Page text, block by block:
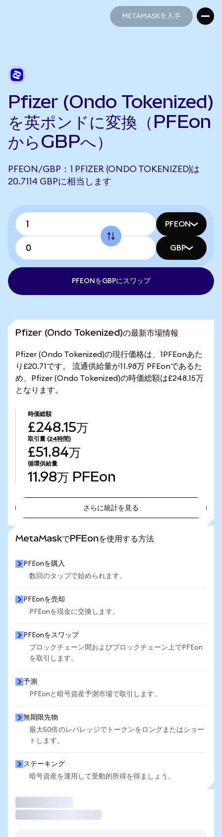
METAMASKを入手
Pfizer (Ondo Tokenized)
を英ポンドに変換（PFEon
からGBPへ）
PFEON/GBP：1 PFIZER (ONDO TOKENIZED)は
20.7114 GBPに相当します
PFEON
GBP
PFEONをGBPにスワップ
Pfizer (Ondo Tokenized)の最新市場情報
Pfizer (Ondo Tokenized)の現行価格は、1PFEonあた
り£20.71です。 流通供給量が11.98万 PFEonであるた
め、Pfizer (Ondo Tokenized)の時価総額は£248.15万
となります。
時価総額
£248.15万
取引量 (24時間)
£51.84万
循環供給量
11.98万 PFEon
さらに統計を見る
MetaMaskでPFEonを使用する方法
PFEonを購入
数回のタップで始められます。
PFEonを売却
PFEonを現金に交換します。
PFEonをスワップ
ブロックチェーン間およびブロックチェーン上でPFEon
を取引します。
予測
PFEonと暗号資産予測市場で取引します。
無期限先物
最大50倍のレバレッジでトークンをロングまたはショー
トします。
ステーキング
暗号資産を運用して受動的所得を得ましょう。